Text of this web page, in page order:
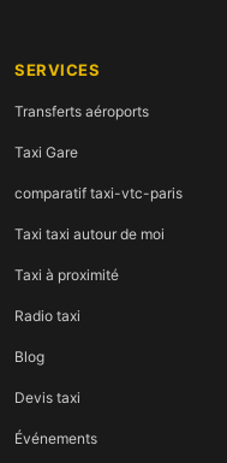
SERVICES
Transferts aéroports
Taxi Gare
comparatif taxi-vtc-paris
Taxi taxi autour de moi
Taxi à proximité
Radio taxi
Blog
Devis taxi
Événements